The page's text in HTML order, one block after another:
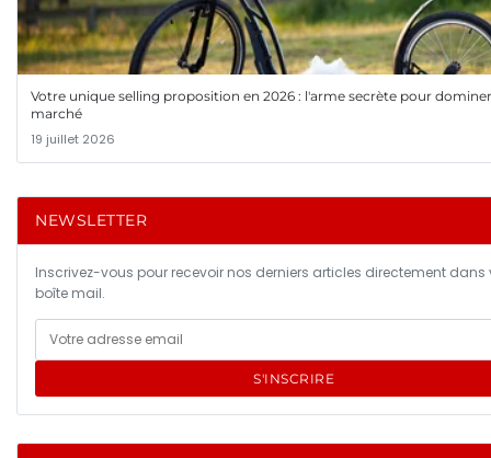
Votre unique selling proposition en 2026 : l'arme secrète pour
marché
19 juillet 2026
NEWSLETTER
Inscrivez-vous pour recevoir nos derniers articles directement dans
boîte mail.
S'INSCRIRE